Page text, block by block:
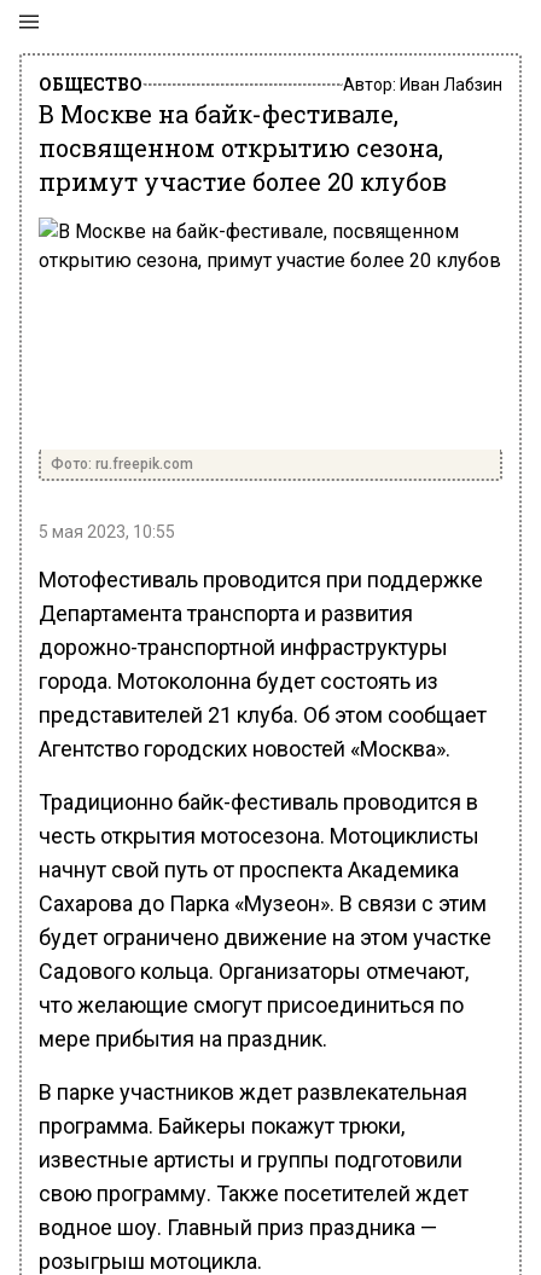
ОБЩЕСТВО Автор: Иван Лабзин
В Москве на байк-фестивале,
посвященном открытию сезона,
примут участие более 20 клубов
Фото: ru.freepik.com
5 мая 2023, 10:55
Мотофестиваль проводится при поддержке
Департамента транспорта и развития
дорожно-транспортной инфраструктуры
города. Мотоколонна будет состоять из
представителей 21 клуба. Об этом сообщает
Агентство городских новостей «Москва».
Традиционно байк-фестиваль проводится в
честь открытия мотосезона. Мотоциклисты
начнут свой путь от проспекта Академика
Сахарова до Парка «Музеон». В связи с этим
будет ограничено движение на этом участке
Садового кольца. Организаторы отмечают,
что желающие смогут присоединиться по
мере прибытия на праздник.
В парке участников ждет развлекательная
программа. Байкеры покажут трюки,
известные артисты и группы подготовили
свою программу. Также посетителей ждет
водное шоу. Главный приз праздника —
розыгрыш мотоцикла.